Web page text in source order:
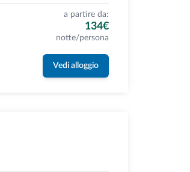
a partire da:
134€
notte/persona
Vedi alloggio